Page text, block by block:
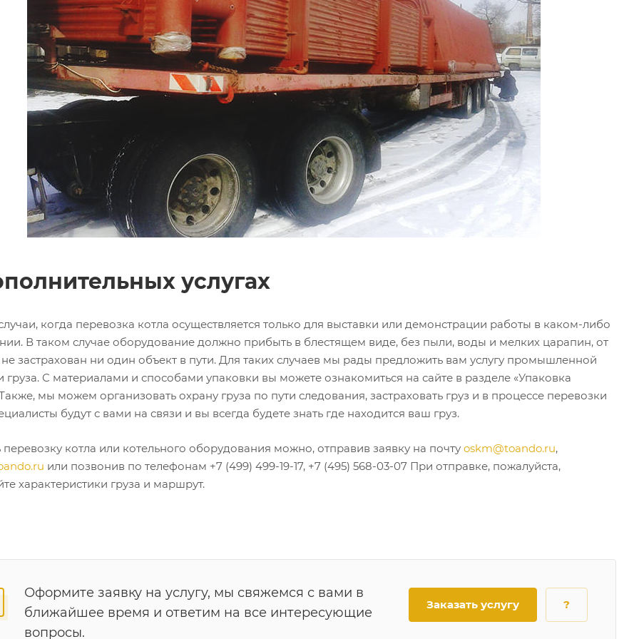
услугах
когда перевозка котла осуществляется только для выставки или демонстрации работы в каком-либо
В таком случае оборудование должно прибыть в блестящем виде, без пыли, воды и мелких царапин, от
застрахован ни один объект в пути. Для таких случаев мы рады предложить вам услугу промышленной
груза. С материалами и способами упаковки вы можете ознакомиться на сайте в разделе «Упаковка
мы можем организовать охрану груза по пути следования, застраховать груз и в процессе перевозки
будут с вами на связи и вы всегда будете знать где находится ваш груз.
перевозку котла или котельного оборудования можно, отправив заявку на почту oskm@toando.ru,
или позвонив по телефонам +7 (499) 499-19-17, +7 (495) 568-03-07 При отправке, пожалуйста,
характеристики груза и маршрут.
Оформите заявку на услугу, мы свяжемся с вами в
ближайшее время и ответим на все интересующие
вопросы.
Заказать услугу ?